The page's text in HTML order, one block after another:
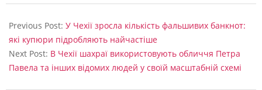
03-
09
Previous Post: У Чехії зросла кількість фальшивих банкнот:
які купюри підробляють найчастіше
Next Post: В Чехії шахраї використовують обличчя Петра
Павела та інших відомих людей у своїй масштабній схемі